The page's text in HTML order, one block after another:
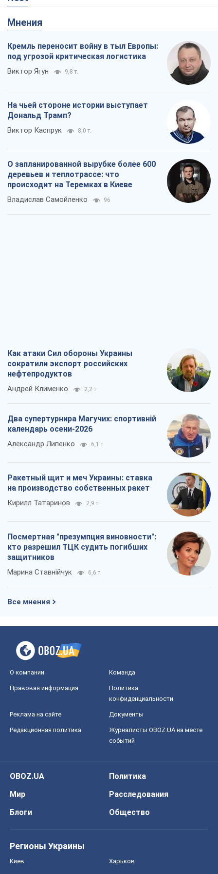
Мнения
Кремль переносит войну в тыл Европы:
под угрозой критическая логистика
Виктор Ягун 9,8 т.
На чьей стороне истории выступает
Дональд Трамп?
Виктор Каспрук 8,0 т.
О запланированной вырубке более 600
деревьев и теплотрассе: что
происходит на Теремках в Киеве
Владислав Самойленко 96
Как атаки Сил обороны Украины
сократили экспорт российских
нефтепродуктов
Андрей Клименко 2,2 т.
Два супертурнира Магучих: спортивній
календарь осени-2026
Александр Липенко 6,1 т.
Ракетный щит и меч Украины: ставка
на производство собственных ракет
Кирилл Татаринов 2,9 т.
Посмертная "презумпция виновности":
кто разрешил ТЦК судить погибших
защитников
Марина Ставнійчук 6,6 т.
Все мнения
О компании Команда
Правовая информация
Политика
конфиденциальности
Реклама на сайте Документы
Редакционная политика
Журналисты OBOZ.UA на месте
событий
OBOZ.UA
Политика
Мир
Расследования
Блоги
Общество
Регионы Украины
Киев Харьков